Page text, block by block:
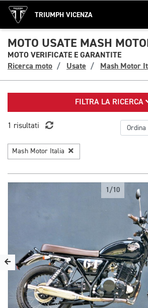
TRIUMPH VICENZA
MOTO USATE MASH
MOTO VERIFICATE E GARANTITE
Ricerca moto
Usate Mash Motor
FILTRA LA RICERCA
1 risultati
Mash Motor Italia
1/10